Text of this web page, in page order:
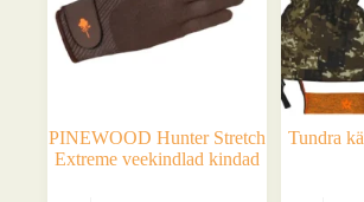
PINEWOOD Hunter Stretch
Extreme veekindlad kindad
Tundra